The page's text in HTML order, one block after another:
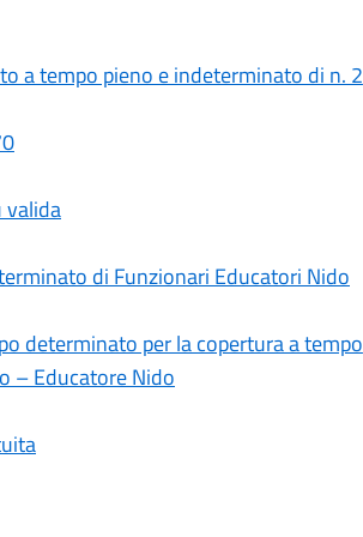
a tempo pieno e indeterminato di n. 2
valida
di Funzionari Educatori Nido
determinato per la copertura a tempo
– Educatore Nido